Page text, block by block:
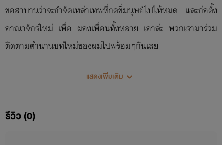
ขอสาบานว่าจะกำจัดเหล่าเทพที่กดขี่มนุษย์ไปให้หมด และก่อตั้ง
อาณาจักรใหม่ เพื่อ ผองเพื่อนทั้งหลาย เอาล่ะ พวกเรามาร่วม
ติดตามตำนานบทใหม่ของผมไปพร้อมๆกันเลย
แสดงเพิ่มเติม
รีวิว (0)